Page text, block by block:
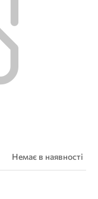
Немає в наявності